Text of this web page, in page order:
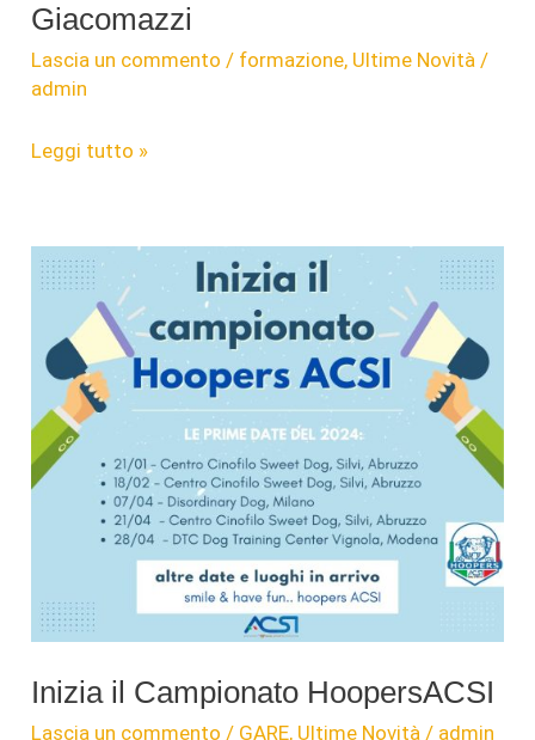
Giacomazzi
Lascia un commento / formazione, Ultime Novità /
admin
Formazione
di
Francesca
Giacomazzi
Leggi tutto »
Inizia il Campionato HoopersACSI
Lascia un commento / GARE, Ultime Novità / admin